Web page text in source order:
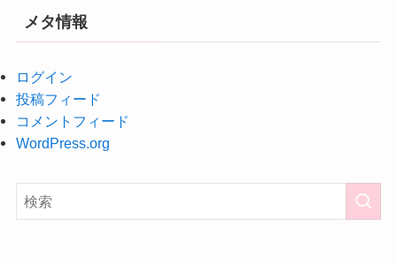
メタ情報
ログイン
投稿フィード
コメントフィード
WordPress.org